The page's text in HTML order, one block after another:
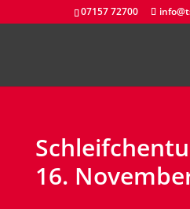
07157 72700
16.